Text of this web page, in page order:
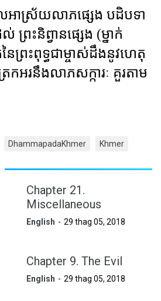
អាស្រ័យលាភផ្សេង បដិបទា
រះនិព្វានផ្សេង (ម្នាក់
ៃព្រះពុទ្ធជាម្ចាស់ដឹងនូវហេតុ
កអរនឹងលាភសក្ការៈ គួរតាម
DhammapadaKhmer Khmer
Chapter 21.
Miscellaneous
English 29 thag 05, 2018
Chapter 9. The Evil
English 29 thag 05, 2018